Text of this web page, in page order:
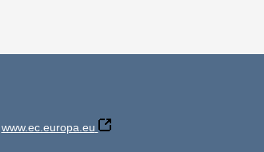
www.ec.europa.eu